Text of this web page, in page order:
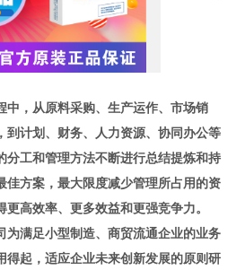
中，从原料采购、生产运作、市场销
到计划、财务、人力资源、协同办公等
分工和管理方法不断进行总结提炼和持
佳方案，最大限度减少管理所占用的资
高效率、更多效益和更强竞争力。
为满足小型制造、商贸流通企业的业务
得起，适应企业未来创新发展的原则研